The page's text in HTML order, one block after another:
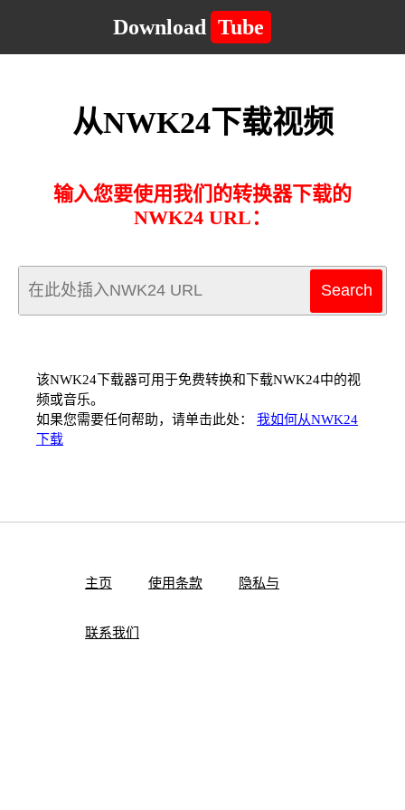
Download Tube
从NWK24下载视频
输入您要使用我们的转换器下载的
NWK24 URL：
该NWK24下载器可用于免费转换和下载NWK24中的视
频或音乐。
如果您需要任何帮助，请单击此处： 我如何从NWK24
下载
主页 使用条款 隐私与
联系我们